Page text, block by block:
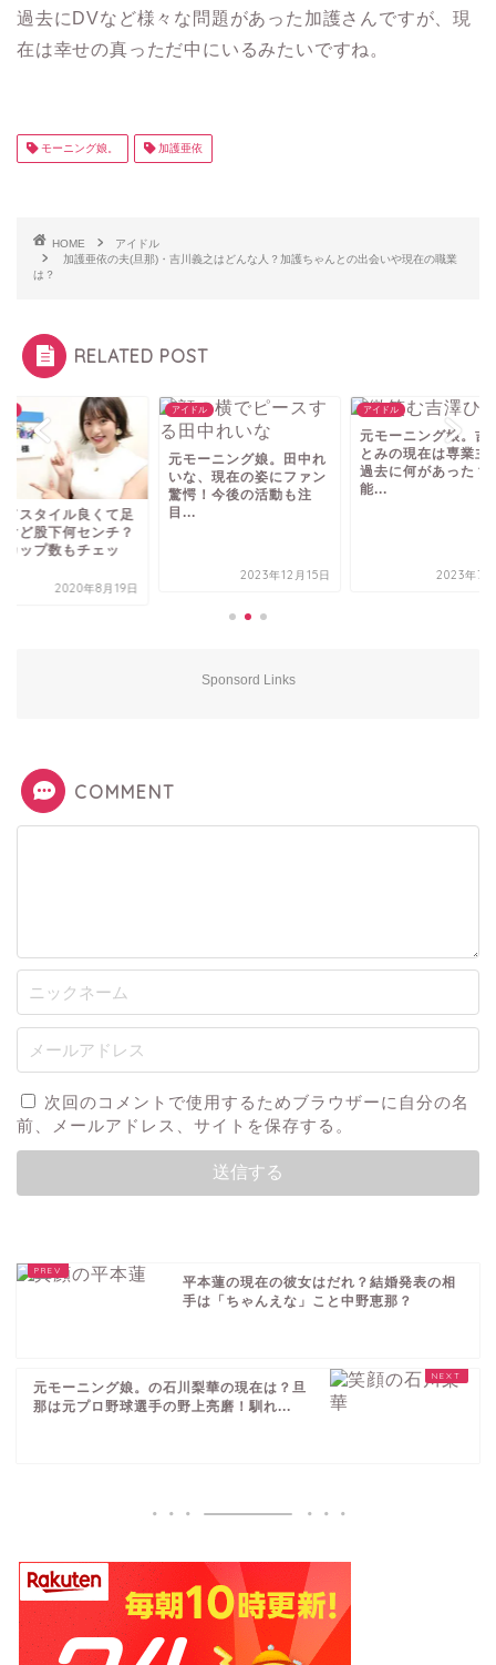
過去にDVなど様々な問題があった加護さんですが、現
在は幸せの真っただ中にいるみたいですね。
モーニング娘。 加護亜依
HOME
アイドル
加護亜依の夫(旦那)・吉川義之はどんな人？加護ちゃんとの出会いや現在の職業
は？
RELATED POST
てスタイル良くて足
けど股下何センチ？
カップ数もチェッ
2020年8月19日
アイドル
元モーニング娘。田中れ
いな、現在の姿にファン
驚愕！今後の活動も注
目...
2023年12月15日
アイドル
元モーニング娘。吉
とみの現在は専業主
過去に何があった？
能...
2023年7
Sponsord Links
COMMENT
次回のコメントで使用するためブラウザーに自分の名
前、メールアドレス、サイトを保存する。
平本蓮の現在の彼女はだれ？結婚発表の相
手は「ちゃんえな」こと中野恵那？
元モーニング娘。の石川梨華の現在は？旦
那は元プロ野球選手の野上亮磨！馴れ...